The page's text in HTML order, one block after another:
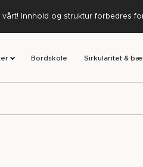
Innhold og struktur forbedres
Bordskole Sirkularitet &